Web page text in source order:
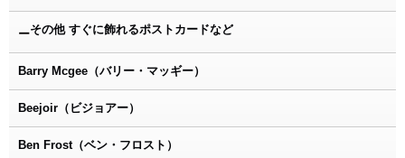
ーその他 すぐに飾れるポストカードなど
Barry Mcgee（バリー・マッギー）
Beejoir（ビジョアー）
Ben Frost（ベン・フロスト）